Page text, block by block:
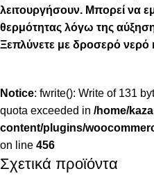
λειτουργήσουν. Μπορεί να
θερμότητας λόγω της
Ξεπλύνετε με δροσερό νερό
Notice: fwrite(): Write of 131
quota exceeded in /home/
content/plugins/
on line 456
Σχετικά προϊόντα